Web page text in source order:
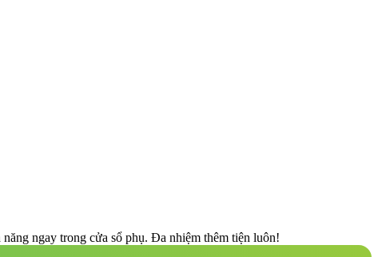
ngay trong cửa sổ phụ. Đa nhiệm thêm tiện luôn!